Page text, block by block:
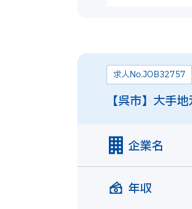
求人No.JOB32757
【呉市】大手
企業名
年収